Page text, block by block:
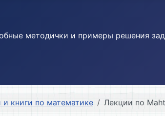
методички и примеры решения
книги по математике Лекции по